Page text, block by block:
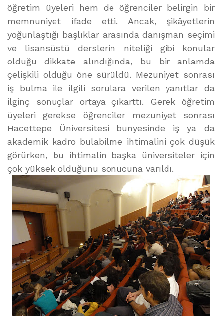
öğretim üyeleri hem de öğrenciler belirgin bir
memnuniyet ifade etti. Ancak, şikâyetlerin
yoğunlaştığı başlıklar arasında danışman seçimi
ve lisansüstü derslerin niteliği gibi konular
olduğu dikkate alındığında, bu bir anlamda
çelişkili olduğu öne sürüldü. Mezuniyet sonrası
iş bulma ile ilgili sorulara verilen yanıtlar da
ilginç sonuçlar ortaya çıkarttı. Gerek öğretim
üyeleri gerekse öğrenciler mezuniyet sonrası
Hacettepe Üniversitesi bünyesinde iş ya da
akademik kadro bulabilme ihtimalini çok düşük
görürken, bu ihtimalin başka üniversiteler için
çok yüksek olduğunu sonucuna varıldı.